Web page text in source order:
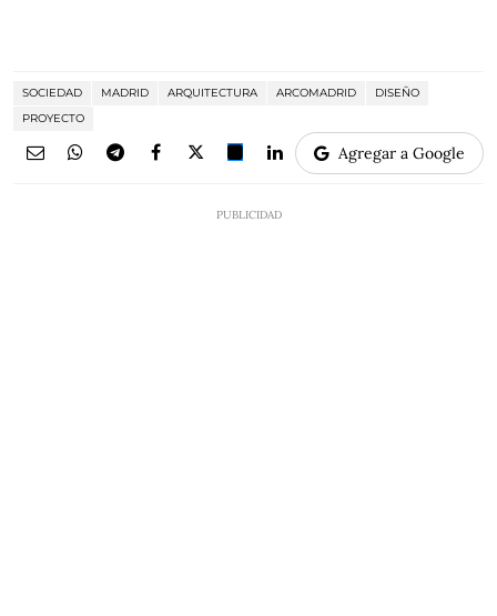
SOCIEDAD MADRID ARQUITECTURA ARCOMADRID
DISEÑO
PROYECTO
Agregar a Google